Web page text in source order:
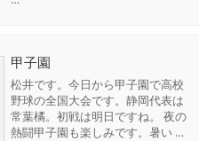
甲子園
松井です。今日から甲子園で高校
野球の全国大会です。静岡代表は
常葉橘。初戦は明日ですね。 夜の
熱闘甲子園も楽しみです。暑い …